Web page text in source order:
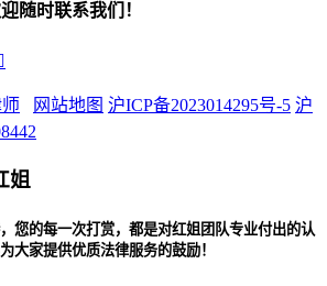
随时联系我们！
师 网站地图 沪ICP备2023014295号-5 沪
姐
您的每一次打赏，都是对红姐团队专业付出的认
大家提供优质法律服务的鼓励！